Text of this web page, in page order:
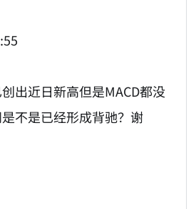
出近日新高但是MACD都没
不是已经形成背驰？谢